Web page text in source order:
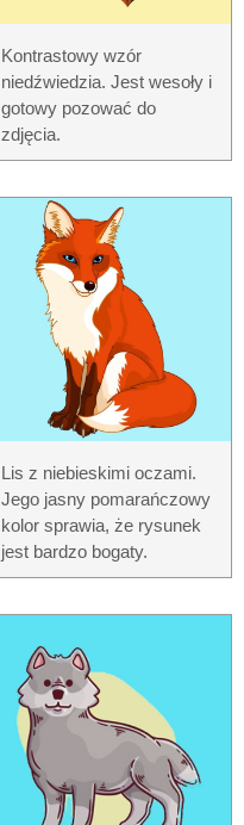
Kontrastowy wzór
niedźwiedzia. Jest wesoły i
gotowy pozować do
zdjęcia.
Lis z niebieskimi oczami.
Jego jasny pomarańczowy
kolor sprawia, że ​​rysunek
jest bardzo bogaty.